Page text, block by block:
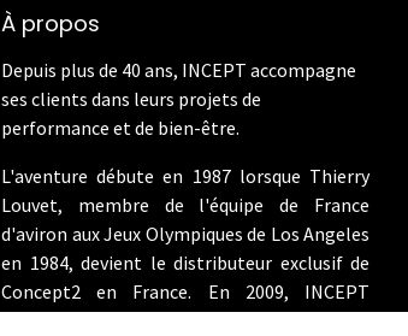
À propos
Depuis plus de 40 ans, INCEPT accompagne
ses clients dans leurs projets de
performance et de bien-être.
L'aventure débute en 1987 lorsque Thierry
Louvet, membre de l'équipe de France
d'aviron aux Jeux Olympiques de Los Angeles
en 1984, devient le distributeur exclusif de
Concept2 en France. En 2009, INCEPT